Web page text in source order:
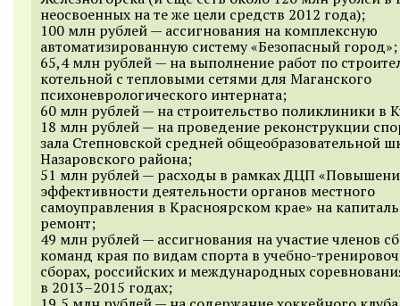
неосвоенных на те же цели средств 2012 года);
100 млн рублей — ассигнования на комплексную
автоматизированную систему «Безопасный город»;
65,4 млн рублей — на выполнение работ по
котельной с тепловыми сетями для Маганского
психоневрологического интерната;
60 млн рублей — на строительство поликлиники в
18 млн рублей — на проведение реконструкции
зала Степновской средней общеобразовательной
Назаровского района;
51 млн рублей — расходы в рамках ДЦП
эффективности деятельности органов местного
самоуправления в Красноярском крае» на
ремонт;
49 млн рублей — ассигнования на участие членов
команд края по видам спорта в учебно-
сборах, российских и международных
в 2013–2015 годах;